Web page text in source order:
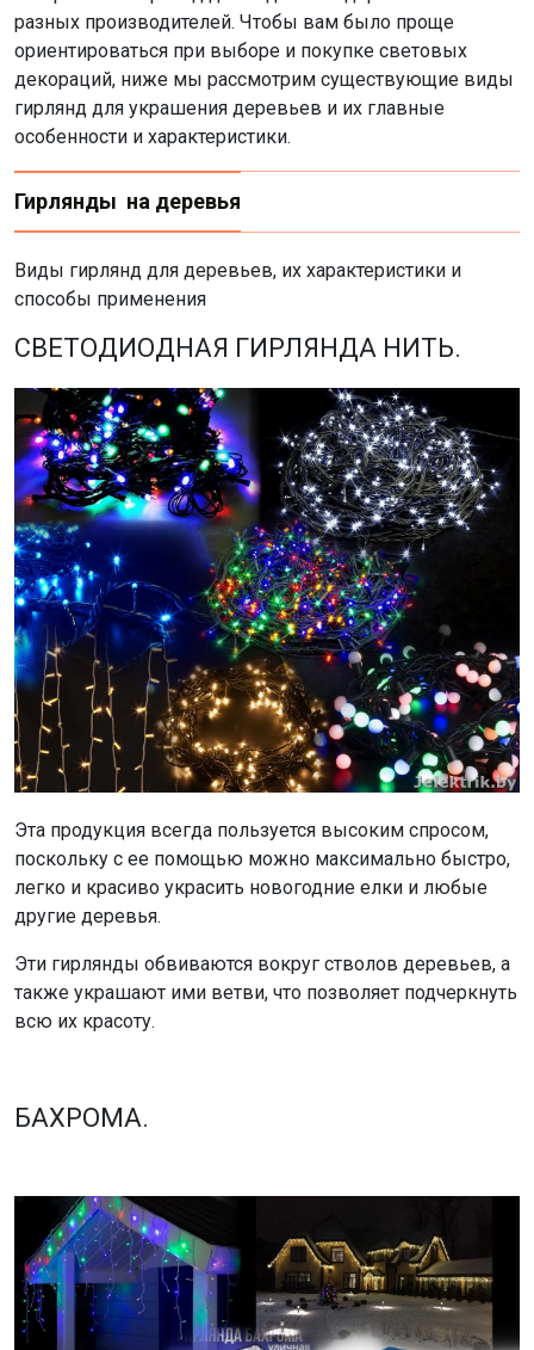
разных производителей. Чтобы вам было проще
ориентироваться при выборе и покупке световых
декораций, ниже мы рассмотрим существующие виды
гирлянд для украшения деревьев и их главные
особенности и характеристики.
Гирлянды на деревья
Виды гирлянд для деревьев, их характеристики и
способы применения
СВЕТОДИОДНАЯ ГИРЛЯНДА НИТЬ.
Эта продукция всегда пользуется высоким спросом,
поскольку с ее помощью можно максимально быстро,
легко и красиво украсить новогодние елки и любые
другие деревья.
Эти гирлянды обвиваются вокруг стволов деревьев, а
также украшают ими ветви, что позволяет подчеркнуть
всю их красоту.
БАХРОМА.